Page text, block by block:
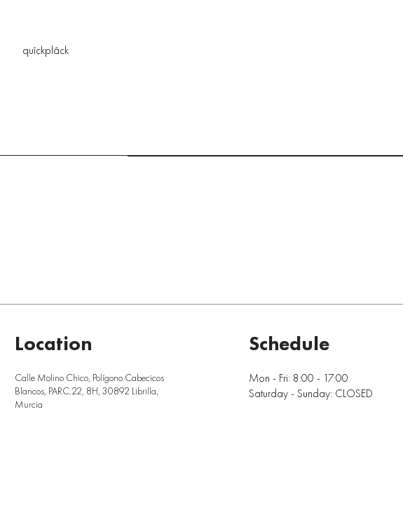
quîckplâck
Location
Calle Molino Chico, Polígono Cabecicos
Blancos, PARC.22, 8H, 30892 Librilla,
Murcia
Mon - Fri: 8:00 - 17:00
Saturday - Sunday: CLOSED
Schedule